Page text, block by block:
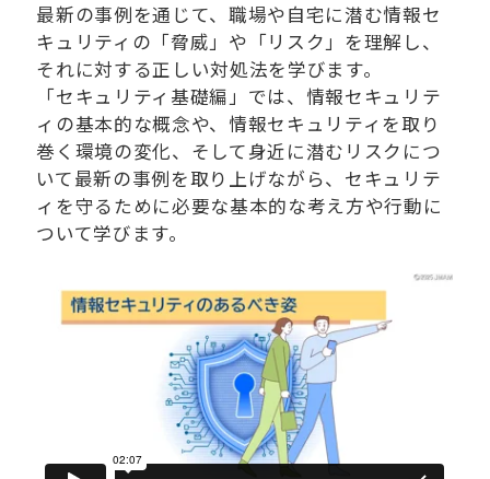
最新の事例を通じて、職場や自宅に潜む情報セ
キュリティの「脅威」や「リスク」を理解し、
それに対する正しい対処法を学びます。
「セキュリティ基礎編」では、情報セキュリテ
ィの基本的な概念や、情報セキュリティを取り
巻く環境の変化、そして身近に潜むリスクにつ
いて最新の事例を取り上げながら、セキュリテ
ィを守るために必要な基本的な考え方や行動に
ついて学びます。